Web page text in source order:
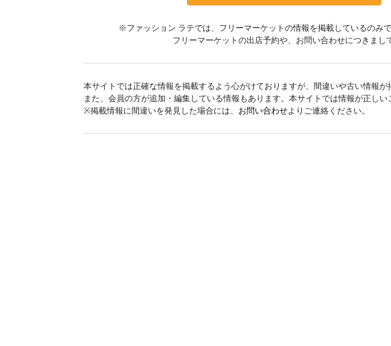
※ファッション ラテでは、フリーマーケットの情報を掲載しているのみ
フリーマーケットの出店予約や、お問い合わせにつきまし
本サイトでは正確な情報を掲載するよう心がけておりますが、間違いや古い情報が
また、会員の方が追加・編集している情報もあります。本サイトでは情報が正し
※掲載情報に間違いを発見した場合には、 お問い合わせよりご連絡ください。